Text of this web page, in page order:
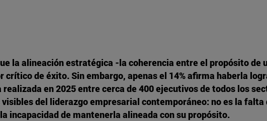
la alineación estratégica -la coherencia entre el propósito de
de éxito. Sin embargo, apenas el 14% afirma haberla
en 2025 entre cerca de 400 ejecutivos de todos los
del liderazgo empresarial contemporáneo: no es la
incapacidad de mantenerla alineada con su propósito.